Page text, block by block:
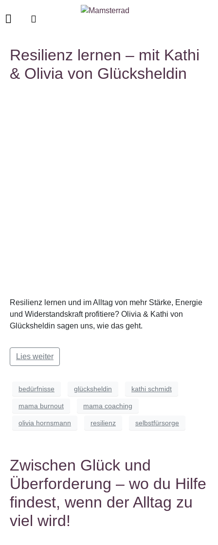
Resilienz lernen – mit Kathi
& Olivia von Glücksheldin
Resilienz lernen und im Alltag von mehr Stärke, Energie
und Widerstandskraft profitiere? Olivia & Kathi von
Glücksheldin sagen uns, wie das geht.
Lies weiter
bedürfnisse glücksheldin kathi schmidt
mama burnout mama coaching
olivia hornsmann resilienz selbstfürsorge
Zwischen Glück und
Überforderung – wo du Hilfe
findest, wenn der Alltag zu
viel wird!